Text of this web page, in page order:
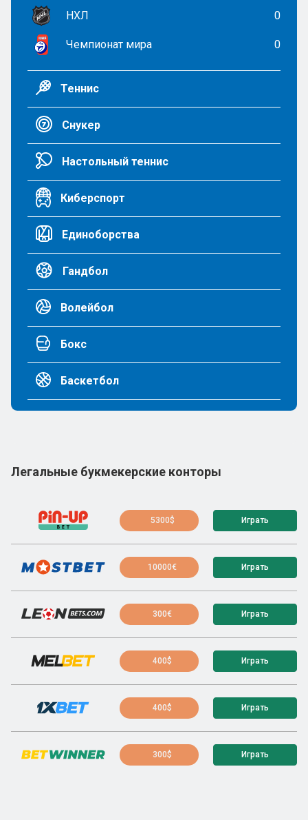
НХЛ 0
Чемпионат мира 0
Теннис
Снукер
Настольный теннис
Киберспорт
Единоборства
Гандбол
Волейбол
Бокс
Баскетбол
Легальные букмекерские конторы
5300$ Играть
10000€ Играть
300€ Играть
400$ Играть
400$ Играть
300$ Играть